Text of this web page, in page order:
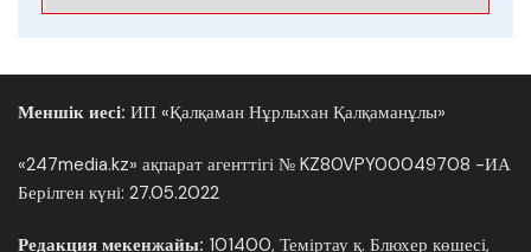
Меншік иесі: ИП «Қалқаман Нұрлыхан Қалқаманұлы»
«247media.kz» ақпарат агенттігі № KZ80VPY00049708 -ИА
Берілген күні: 27.05.2022
Редакция мекенжайы: 101400, Теміртау қ. Блюхер көшесі,